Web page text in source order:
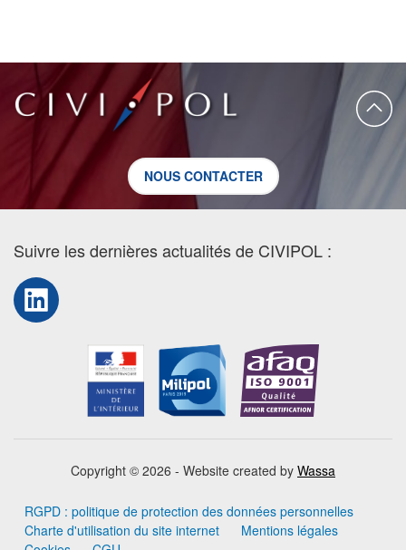
NOUS CONTACTER
Suivre les dernières actualités de CIVIPOL :
LinkedIn
Copyright © 2026 - Website created by Wassa
RGPD : politique de protection des données personnelles
Charte d'utilisation du site internet
Mentions légales